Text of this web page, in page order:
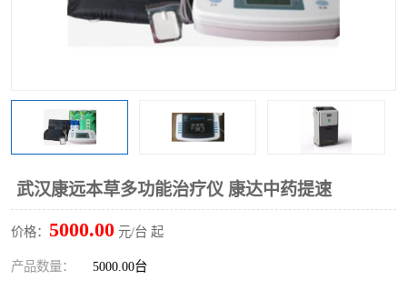
武汉康远本草多功能治疗仪 康达中药提速
价格： 5000.00 元/台 起
产品数量： 5000.00台